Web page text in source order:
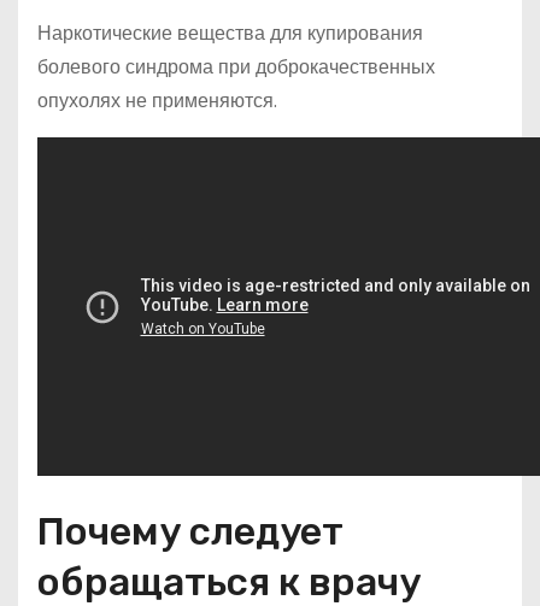
Наркотические вещества для купирования
болевого синдрома при доброкачественных
опухолях не применяются.
Почему следует
обращаться к врачу